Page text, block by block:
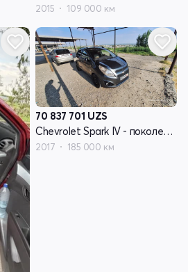
2015 109 000 км
70 837 701 UZS
Chevrolet Spark IV - поколение
2017 185 000 км